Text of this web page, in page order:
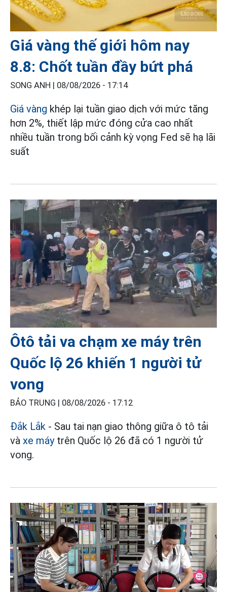
Giá vàng thế giới hôm nay
8.8: Chốt tuần đầy bứt phá
SONG ANH | 08/08/2026 - 17:14
Giá vàng khép lại tuần giao dịch với mức tăng
hơn 2%, thiết lập mức đóng cửa cao nhất
nhiều tuần trong bối cảnh kỳ vọng Fed sẽ hạ lãi
suất
Ôtô tải va chạm xe máy trên
Quốc lộ 26 khiến 1 người tử
vong
BẢO TRUNG | 08/08/2026 - 17:12
Đắk Lắk - Sau tai nạn giao thông giữa ô tô tải
và xe máytrên Quốc lộ 26 đã có 1 người tử
vong.